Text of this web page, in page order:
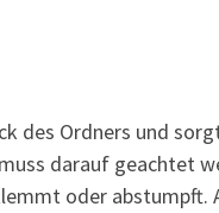
des Ordners und
darauf geachtet
oder abstumpft.